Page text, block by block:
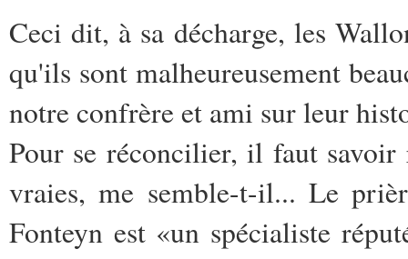
Ceci dit, à sa décharge, les
qu'ils sont malheureusement
notre confrère et ami sur leur
Pour se réconcilier, il faut savoir
vraies, me semble-t-il... Le
Fonteyn est «un spécialiste